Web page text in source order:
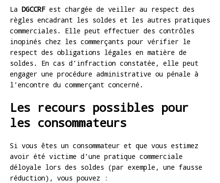
La DGCCRFest chargée de veiller au respect des
règles encadrant les soldes et les autres pratiques
commerciales. Elle peut effectuer des contrôles
inopinés chez les commerçants pour vérifier le
respect des obligations légales en matière de
soldes. En cas d’infraction constatée, elle peut
engager une procédure administrative ou pénale à
l’encontre du commerçant concerné.
Les recours possibles pour
les consommateurs
Si vous êtes un consommateur et que vous estimez
avoir été victime d’une pratique commerciale
déloyale lors des soldes (par exemple, une fausse
réduction), vous pouvez :